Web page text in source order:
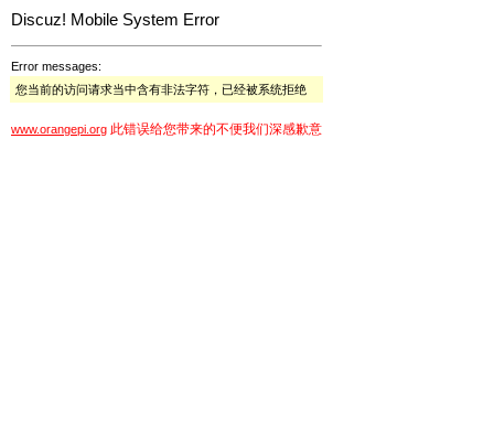
Discuz! Mobile System Error
Error messages:
您当前的访问请求当中含有非法字符，已经被系统拒绝
www.orangepi.org 此错误给您带来的不便我们深感歉意